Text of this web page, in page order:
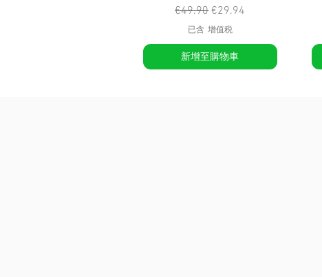
一般價格
€49.90 促銷價格
€29.94
已含 增值税
新增至購物車